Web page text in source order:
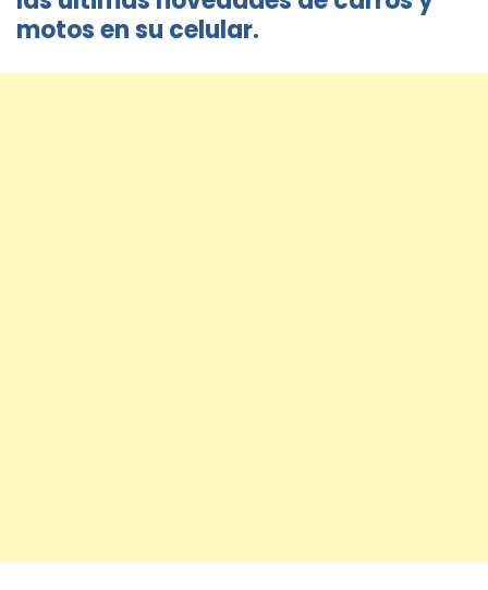
motos en su celular.